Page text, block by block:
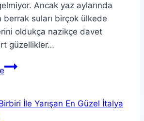
Ancak yaz aylarında
berrak suları birçok ülkede
oldukça nazikçe davet
güzellikler…
Bu
Etmeniz